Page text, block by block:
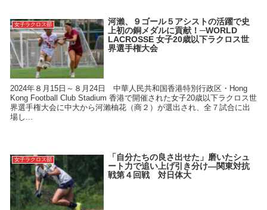
女子ラクロス部
河瀨、９ゴール５アシストの活躍で史
上初の銅メダルに貢献！─WORLD
LACROSSE 女子20歳以下ラクロス世
界選手権大会
2024年８月15日～８月24日 中華人民共和国香港特別行政区・Hong
Kong Football Club Stadium 香港で開催された女子20歳以下ラクロス世
界選手権大会に中大から河瀨柚花（商２）が選出され、全７試合に出
場し...
女子ラクロス部
「自分たちの良さ出せた」磨いたシュ
ート力で追い上げ引き分け―関東対抗
戦第４回戦 対日体大